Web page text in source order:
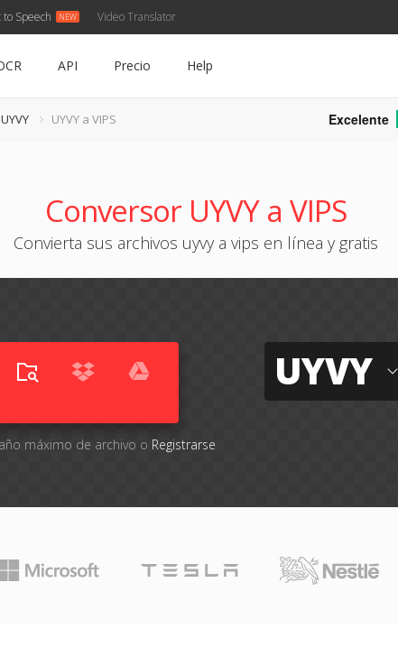
to Speech Video Translator
API Precio Help
UYVY a VIPS Excelente
Conversor UYVY a VIPS
Convierta sus archivos uyvy a vips en línea y gratis
máximo de archivo o Registrarse
UYVY